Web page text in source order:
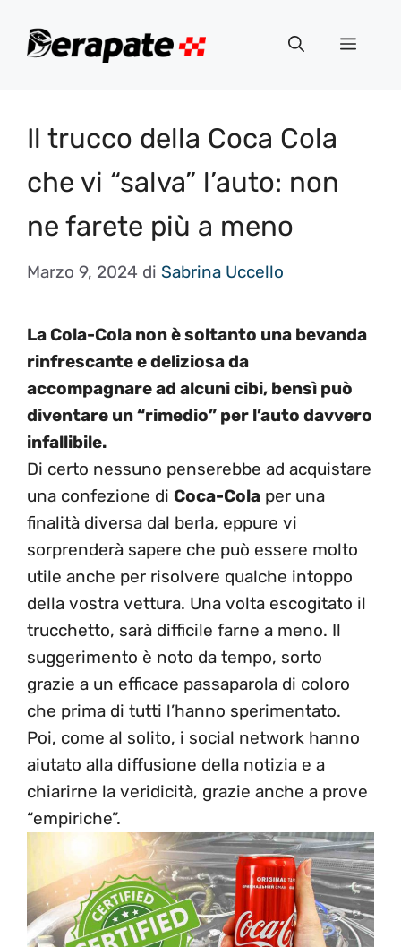
Menu
Il trucco della Coca Cola
che vi “salva” l’auto: non
ne farete più a meno
Marzo 9, 2024 di Sabrina Uccello
La Cola-Cola non è soltanto una bevanda
rinfrescante e deliziosa da
accompagnare ad alcuni cibi, bensì può
diventare un “rimedio” per l’auto davvero
infallibile.
Di certo nessuno penserebbe ad acquistare
una confezione di Coca-Cola per una
finalità diversa dal berla, eppure vi
sorprenderà sapere che può essere molto
utile anche per risolvere qualche intoppo
della vostra vettura. Una volta escogitato il
trucchetto, sarà difficile farne a meno. Il
suggerimento è noto da tempo, sorto
grazie a un efficace passaparola di coloro
che prima di tutti l’hanno sperimentato.
Poi, come al solito, i social network hanno
aiutato alla diffusione della notizia e a
chiarirne la veridicità, grazie anche a prove
“empiriche”.